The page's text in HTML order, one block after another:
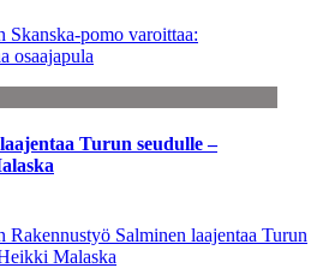
Skanska-pomo varoittaa:
osaajapula
Turun seudulle –
Rakennustyö Salminen laajentaa Turun
Malaska